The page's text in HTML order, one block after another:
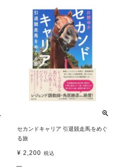
セカンドキャリア 引退競走馬をめぐ
る旅
¥ 2,200 税込